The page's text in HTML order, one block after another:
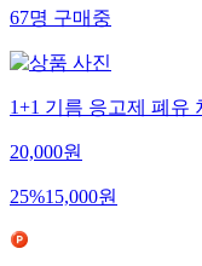
67명구매중
1+1 기름 응고제 폐유
20,000원
25%15,000원